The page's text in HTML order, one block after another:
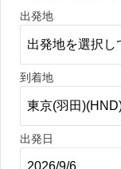
出発地
到着地
出発日